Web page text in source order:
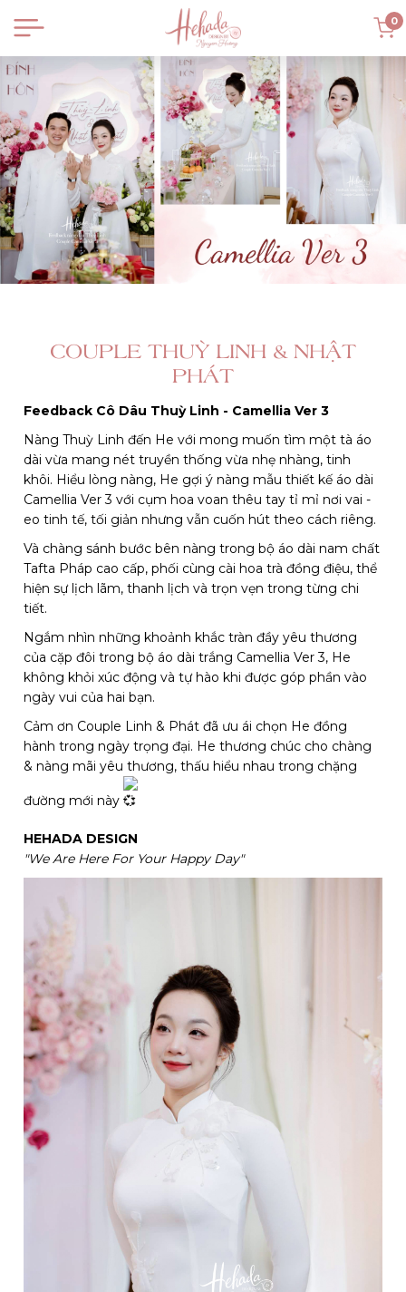
0
COUPLE THUỲ LINH & NHẬT
PHÁT
Feedback Cô Dâu Thuỳ Linh - Camellia Ver 3
Nàng Thuỳ Linh đến He với mong muốn tìm một tà áo
dài vừa mang nét truyền thống vừa nhẹ nhàng, tinh
khôi. Hiểu lòng nàng, He gợi ý nàng mẫu thiết kế áo dài
Camellia Ver 3 với cụm hoa voan thêu tay tỉ mỉ nơi vai -
eo tinh tế, tối giản nhưng vẫn cuốn hút theo cách riêng.
Và chàng sánh bước bên nàng trong bộ áo dài nam chất
Tafta Pháp cao cấp, phối cùng cài hoa trà đồng điệu, thể
hiện sự lịch lãm, thanh lịch và trọn vẹn trong từng chi
tiết.
Ngắm nhìn những khoảnh khắc tràn đầy yêu thương
của cặp đôi trong bộ áo dài trắng Camellia Ver 3, He
không khỏi xúc động và tự hào khi được góp phần vào
ngày vui của hai bạn.
Cảm ơn Couple Linh & Phát đã ưu ái chọn He đồng
hành trong ngày trọng đại. He thương chúc cho chàng
& nàng mãi yêu thương, thấu hiểu nhau trong chặng
đường mới này
HEHADA DESIGN
"We Are Here For Your Happy Day"